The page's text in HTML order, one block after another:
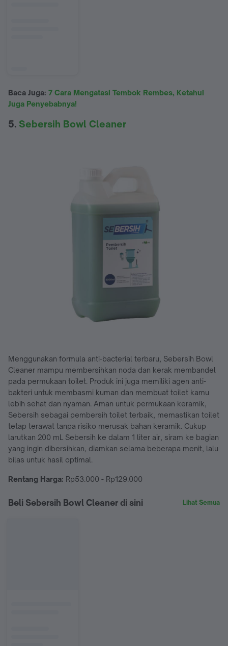
Baca Juga: 7 Cara Mengatasi Tembok Rembes, Ketahui
Juga Penyebabnya!
5. Sebersih Bowl Cleaner
Menggunakan formula anti-bacterial terbaru, Sebersih Bowl
Cleaner mampu membersihkan noda dan kerak membandel
pada permukaan toilet. Produk ini juga memiliki agen anti-
bakteri untuk membasmi kuman dan membuat toilet kamu
lebih sehat dan nyaman. Aman untuk permukaan keramik,
Sebersih sebagai pembersih toilet terbaik, memastikan toilet
tetap terawat tanpa risiko merusak bahan keramik. Cukup
larutkan 200 mL Sebersih ke dalam 1 liter air, siram ke bagian
yang ingin dibersihkan, diamkan selama beberapa menit, lalu
bilas untuk hasil optimal.
Rentang Harga: Rp53.000 - Rp129.000
Beli Sebersih Bowl Cleaner di sini Lihat Semua